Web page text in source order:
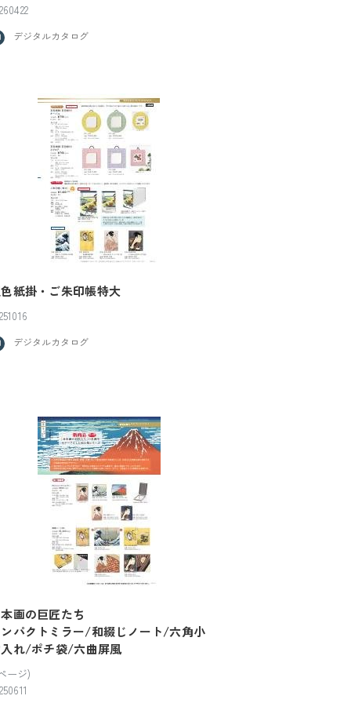
デジタルカタログ
紙掛・ご朱印帳特大
デジタルカタログ
画の巨匠たち
パクトミラー/和綴じノート/六角小
れ/ポチ袋/六曲屏風
ージ)